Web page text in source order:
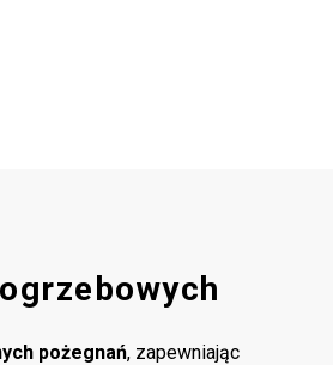
pożegnań, zapewniając